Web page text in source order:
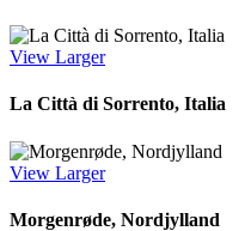
View Larger
La Città di Sorrento, Italia
View Larger
Morgenrøde, Nordjylland